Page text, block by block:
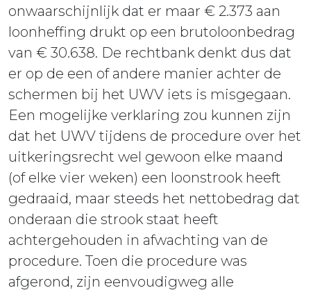
onwaarschijnlijk dat er maar € 2.373 aan
loonheffing drukt op een brutoloonbedrag
van € 30.638. De rechtbank denkt dus dat
er op de een of andere manier achter de
schermen bij het UWV iets is misgegaan.
Een mogelijke verklaring zou kunnen zijn
dat het UWV tijdens de procedure over het
uitkeringsrecht wel gewoon elke maand
(of elke vier weken) een loonstrook heeft
gedraaid, maar steeds het nettobedrag dat
onderaan die strook staat heeft
achtergehouden in afwachting van de
procedure. Toen die procedure was
afgerond, zijn eenvoudigweg alle